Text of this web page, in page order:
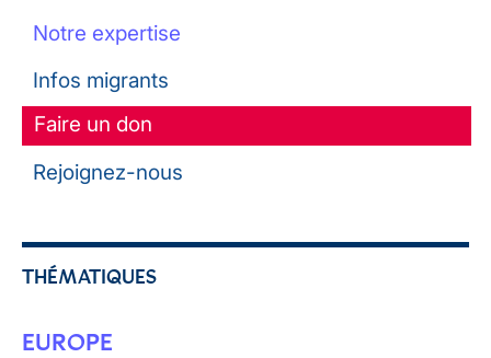
Notre expertise
Infos migrants
Faire un don
Rejoignez-nous
THÉMATIQUES
EUROPE